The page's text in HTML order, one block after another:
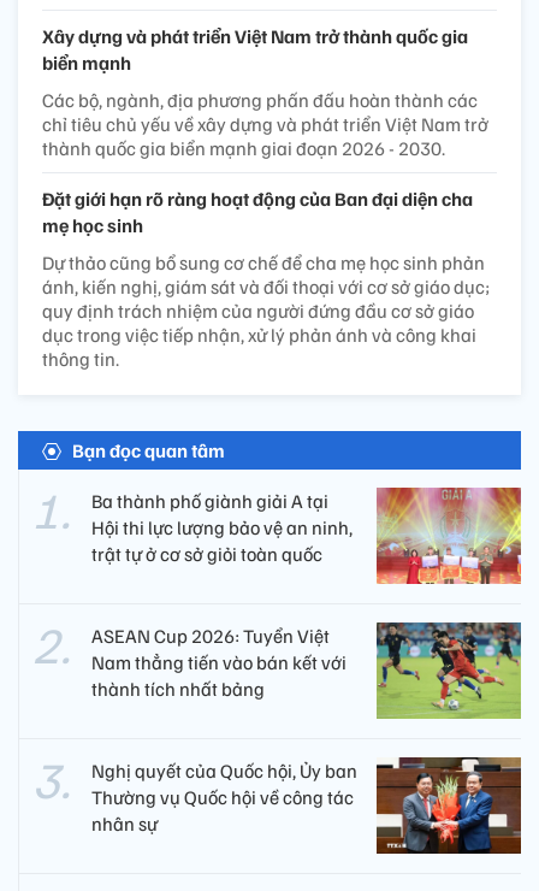
Xây dựng và phát triển Việt Nam trở thành quốc gia
biển mạnh
Các bộ, ngành, địa phương phấn đấu hoàn thành các
chỉ tiêu chủ yếu về xây dựng và phát triển Việt Nam trở
thành quốc gia biển mạnh giai đoạn 2026 - 2030.
Đặt giới hạn rõ ràng hoạt động của Ban đại diện cha
mẹ học sinh
Dự thảo cũng bổ sung cơ chế để cha mẹ học sinh phản
ánh, kiến nghị, giám sát và đối thoại với cơ sở giáo dục;
quy định trách nhiệm của người đứng đầu cơ sở giáo
dục trong việc tiếp nhận, xử lý phản ánh và công khai
thông tin.
Bạn đọc quan tâm
Ba thành phố giành giải A tại
Hội thi lực lượng bảo vệ an ninh,
trật tự ở cơ sở giỏi toàn quốc
ASEAN Cup 2026: Tuyển Việt
Nam thẳng tiến vào bán kết với
thành tích nhất bảng
Nghị quyết của Quốc hội, Ủy ban
Thường vụ Quốc hội về công tác
nhân sự